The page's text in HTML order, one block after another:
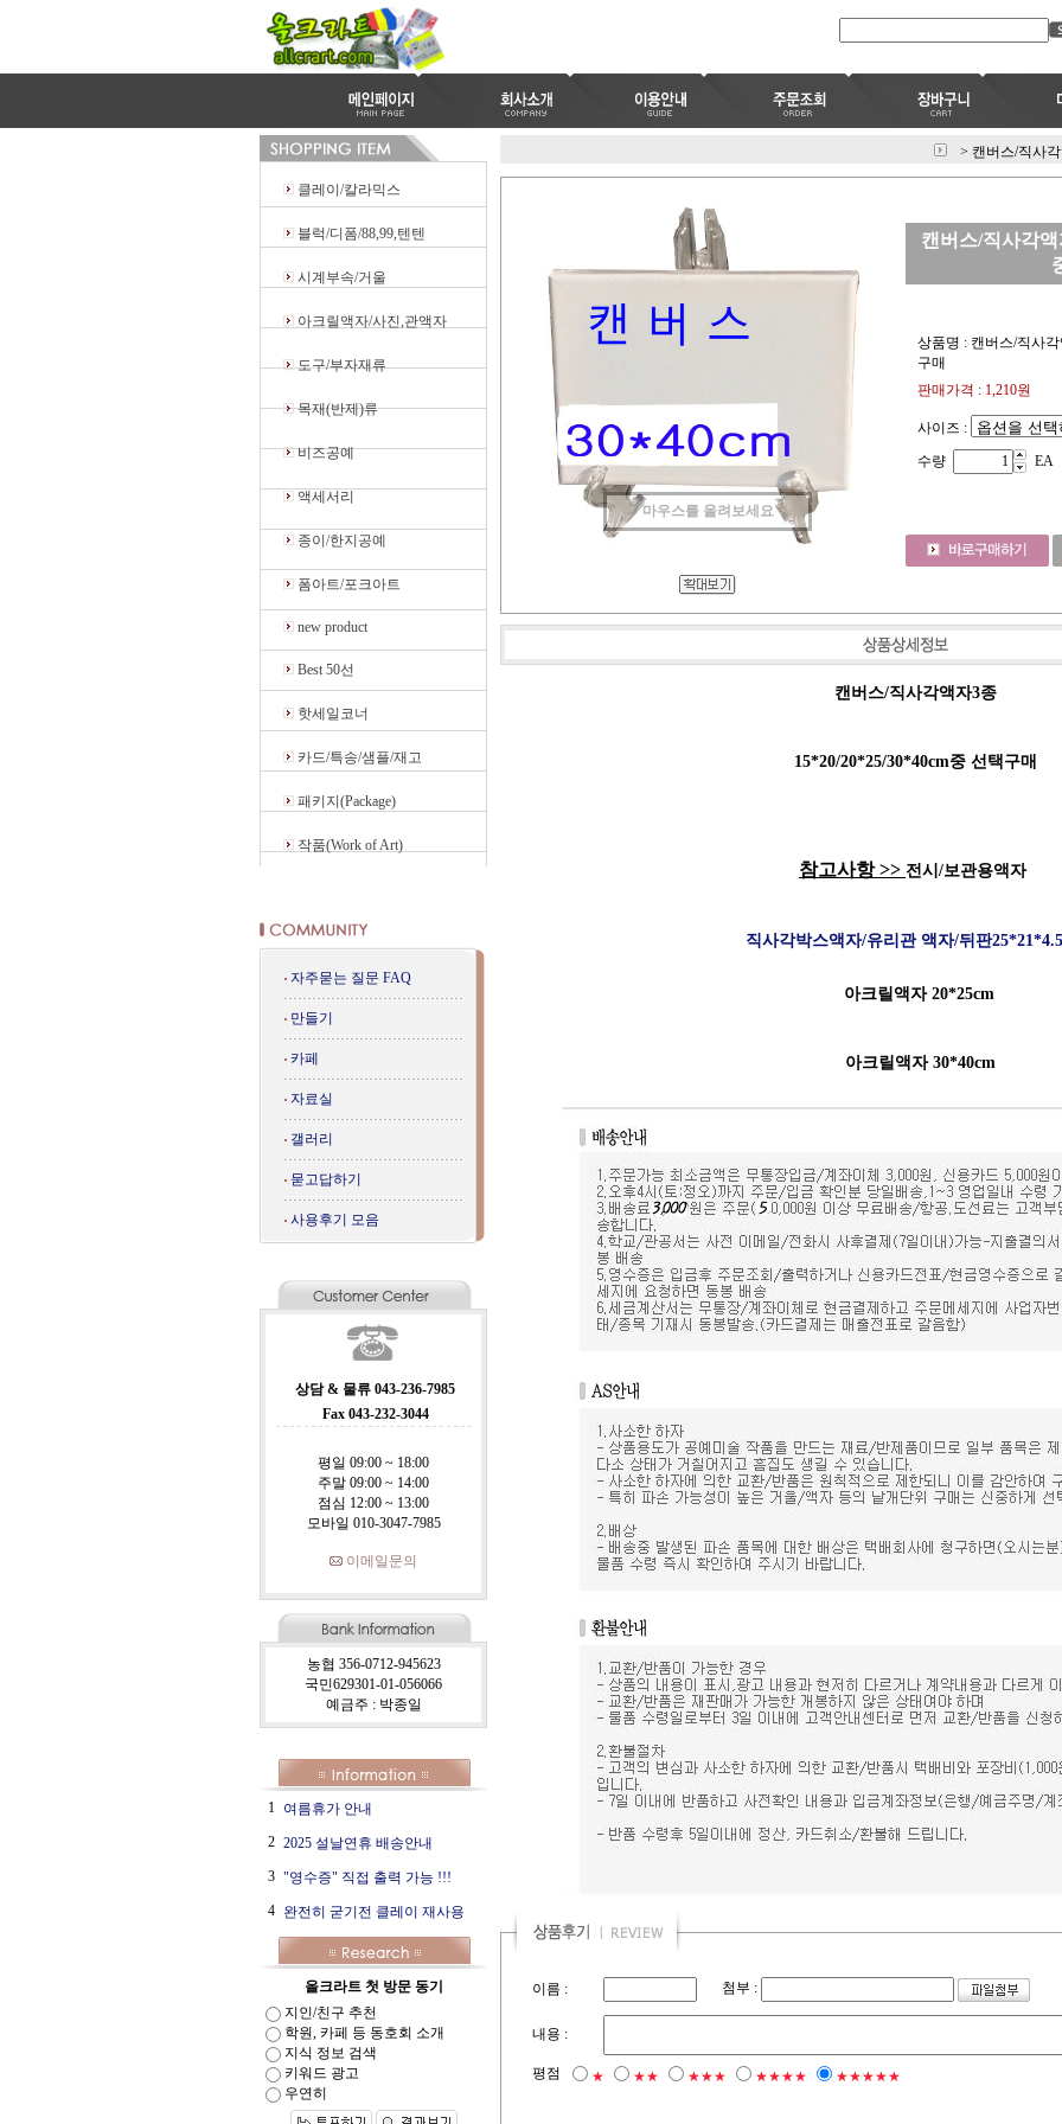
클레이/칼라믹스
블럭/디폼/88,99,텐텐
시계부속/거울
아크릴액자/사진,관액자
도구/부자재류
목재(반제)류
비즈공예
액세서리
종이/한지공예
폼아트/포크아트
new product
Best 50선
핫세일코너
카드/특송/샘플/재고
패키지(Package)
작품(Work of Art)
자주묻는 질문 FAQ
만들기
카페
자료실
갤러리
묻고답하기
사용후기 모음
상담 & 물류 043-236-7985
Fax 043-232-3044
평일 09:00 ~ 18:00
주말 09:00 ~ 14:00
점심 12:00 ~ 13:00
모바일 010-3047-7985
이메일문의
농협 356-0712-945623
국민629301-01-056066
예금주 : 박종일
1 여름휴가 안내
2 2025 설날연휴 배송안내
3 "영수증" 직접 출력 가능 !!!
4 완전히 굳기전 클레이 재사용
올크라트 첫 방문 동기
지인/친구 추천
학원, 카페 등 동호회 소개
지식 정보 검색
키워드 광고
우연히
> 캔버스/직사
마우스를 올려보세요
캔버스/직사각액
상품명 : 캔버스/직사
구매
판매가격 : 1,210원
사이즈 :
수량
EA
캔버스/직사각액자3종
15*20/20*25/30*40cm중 선택구매
참고사항 >> 전시/보관용액자
직사각박스액자/유리 관 액자/뒤판
아크릴액자 20*25cm
아크릴액자 30*40cm
이름 : 첨부 :
내용 :
평점 ★ ★★ ★★★ ★★★★ ★★★★★